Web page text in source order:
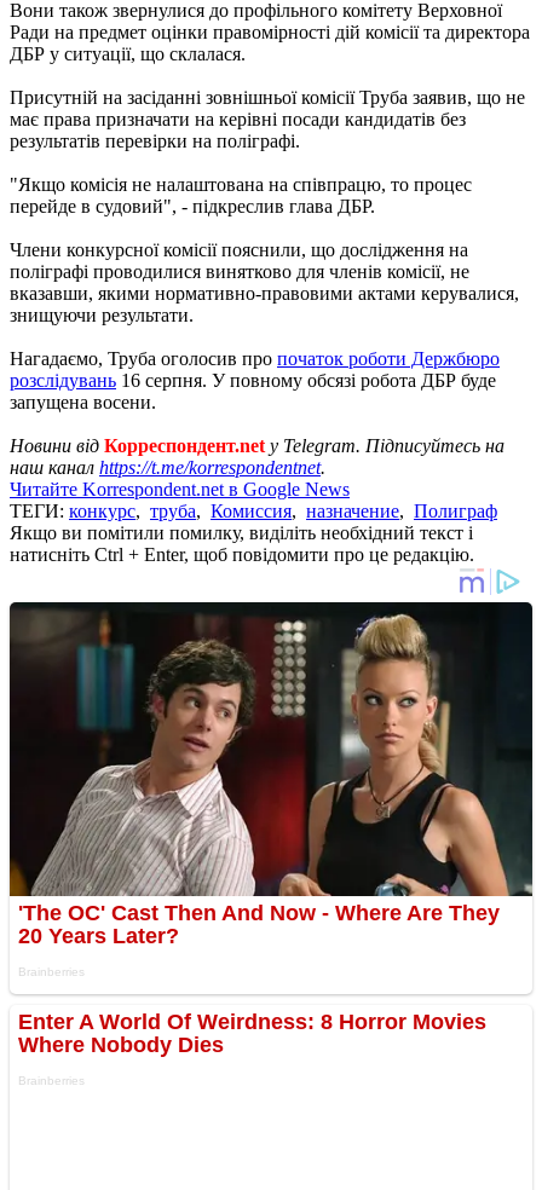
Вони також звернулися до профільного комітету Верховної
Ради на предмет оцінки правомірності дій комісії та директора
ДБР у ситуації, що склалася.
Присутній на засіданні зовнішньої комісії Труба заявив, що не
має права призначати на керівні посади кандидатів без
результатів перевірки на поліграфі.
"Якщо комісія не налаштована на співпрацю, то процес
перейде в судовий", - підкреслив глава ДБР.
Члени конкурсної комісії пояснили, що дослідження на
поліграфі проводилися винятково для членів комісії, не
вказавши, якими нормативно-правовими актами керувалися,
знищуючи результати.
Нагадаємо, Труба оголосив про початок роботи Держбюро
розслідувань 16 серпня. У повному обсязі робота ДБР буде
запущена восени.
Новини від Корреспондент.net у Telegram. Підписуйтесь на
наш канал https://t.me/korrespondentnet.
Читайте Korrespondent.net в Google News
ТЕГИ: конкурс, труба, Комиссия, назначение, Полиграф
Якщо ви помітили помилку, виділіть необхідний текст і
натисніть Ctrl + Enter, щоб повідомити про це редакцію.